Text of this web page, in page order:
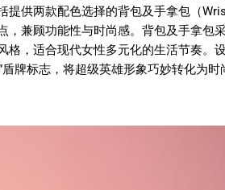
提供两款配色选择的背包及手拿包（
，兼顾功能性与时尚感。背包及手拿包
，适合现代女性多元化的生活节奏。
牌标志，将超级英雄形象巧妙转化为时